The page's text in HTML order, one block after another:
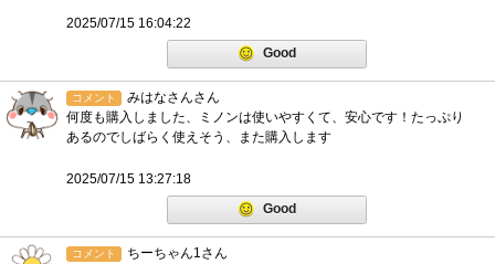
2025/07/15 16:04:22
Good
コメント
みはなさんさん
何度も購入しました、ミノンは使いやすくて、安心です！たっぷり
あるのでしばらく使えそう、また購入します
2025/07/15 13:27:18
Good
コメント
ちーちゃん1さん